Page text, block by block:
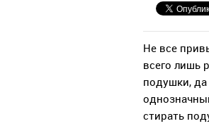
Не все
всего лишь
подушки,
стирать